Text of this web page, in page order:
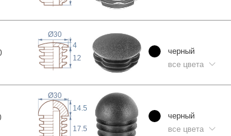
Ø30
12
4
черный
все цвета
17.5
14.5
Ø30
черный
все цвета